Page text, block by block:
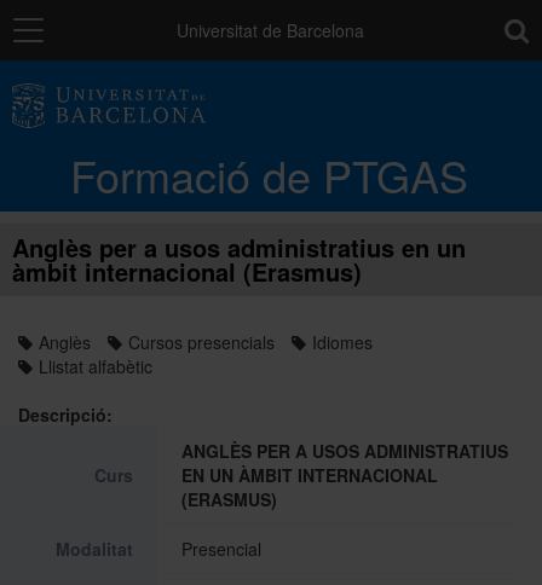
Navegació Universitat de Barcelona
Formació de PTGAS
Catàleg de la formació del PTGAS
Cursos a mida
Normativa
Autoaprenentatge
Anglès per a usos administratius en un
àmbit internacional (Erasmus)
Anglès Cursos presencials
Idiomes
Llistat alfabètic
Descripció:
Curs
ANGLÈS PER A USOS ADMINISTRATIUS
EN UN ÀMBIT INTERNACIONAL
(ERASMUS)
Modalitat Presencial